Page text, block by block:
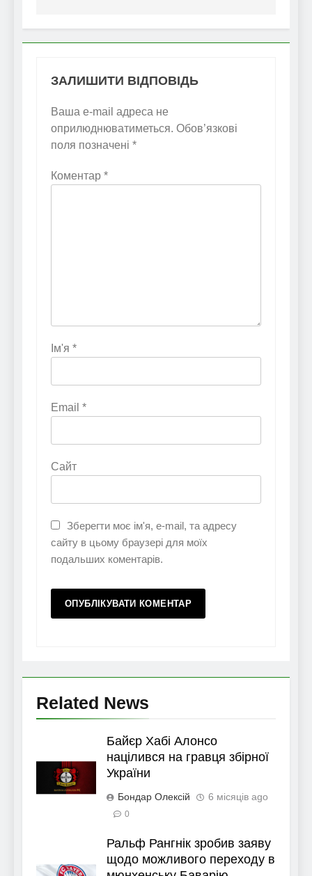
ЗАЛИШИТИ ВІДПОВІДЬ
Ваша e-mail адреса не
оприлюднюватиметься. Обов’язкові
поля позначені *
Коментар *
Ім'я *
Email *
Сайт
Зберегти моє ім'я, e-mail, та адресу
сайту в цьому браузері для моїх
подальших коментарів.
Related News
Байєр Хабі Алонсо
націлився на гравця збірної
України
Бондар Олексій 6 місяців ago
0
Ральф Рангнік зробив заяву
щодо можливого переходу в